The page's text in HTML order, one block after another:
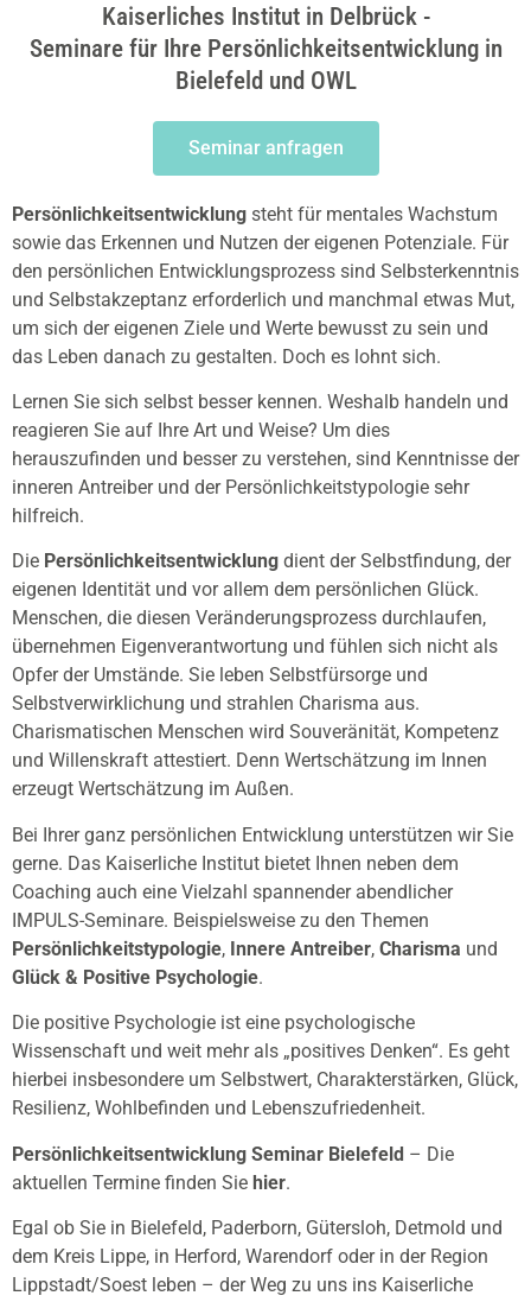
Kaiserliches Institut in Delbrück -
Seminare für Ihre Persönlichkeitsentwicklung in
Bielefeld und OWL
Seminar anfragen
Persönlichkeitsentwicklung steht für mentales Wachstum
sowie das Erkennen und Nutzen der eigenen Potenziale. Für
den persönlichen Entwicklungsprozess sind Selbsterkenntnis
und Selbstakzeptanz erforderlich und manchmal etwas Mut,
um sich der eigenen Ziele und Werte bewusst zu sein und
das Leben danach zu gestalten. Doch es lohnt sich.
Lernen Sie sich selbst besser kennen. Weshalb handeln und
reagieren Sie auf Ihre Art und Weise? Um dies
herauszufinden und besser zu verstehen, sind Kenntnisse der
inneren Antreiber und der Persönlichkeitstypologie sehr
hilfreich.
Die Persönlichkeitsentwicklung dient der Selbstfindung, der
eigenen Identität und vor allem dem persönlichen Glück.
Menschen, die diesen Veränderungsprozess durchlaufen,
übernehmen Eigenverantwortung und fühlen sich nicht als
Opfer der Umstände. Sie leben Selbstfürsorge und
Selbstverwirklichung und strahlen Charisma aus.
Charismatischen Menschen wird Souveränität, Kompetenz
und Willenskraft attestiert. Denn Wertschätzung im Innen
erzeugt Wertschätzung im Außen.
Bei Ihrer ganz persönlichen Entwicklung unterstützen wir Sie
gerne. Das Kaiserliche Institut bietet Ihnen neben dem
Coaching auch eine Vielzahl spannender abendlicher
IMPULS-Seminare. Beispielsweise zu den Themen
Persönlichkeitstypologie, Innere Antreiber, Charisma und
Glück & Positive Psychologie.
Die positive Psychologie ist eine psychologische
Wissenschaft und weit mehr als „positives Denken“. Es geht
hierbei insbesondere um Selbstwert, Charakterstärken, Glück,
Resilienz, Wohlbefinden und Lebenszufriedenheit.
Persönlichkeitsentwicklung Seminar Bielefeld – Die
aktuellen Termine finden Sie hier.
Egal ob Sie in Bielefeld, Paderborn, Gütersloh, Detmold und
dem Kreis Lippe, in Herford, Warendorf oder in der Region
Lippstadt/Soest leben – der Weg zu uns ins Kaiserliche